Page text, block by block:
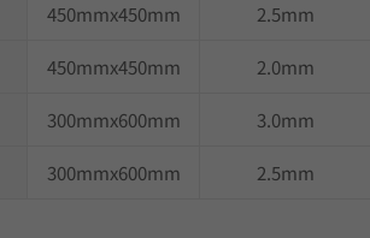
450mmx450mm 2.5mm
450mmx450mm 2.0mm
300mmx600mm 3.0mm
300mmx600mm 2.5mm